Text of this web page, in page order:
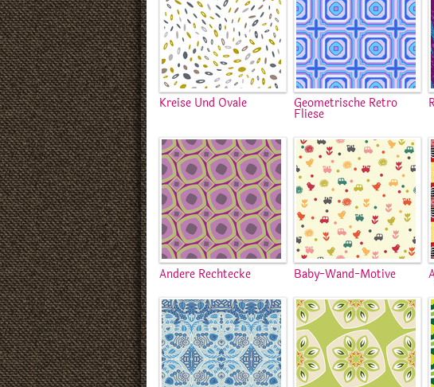
Kreise Und Ovale Geometrische Retro
Fliese
Andere Rechtecke Baby-Wand-Motive